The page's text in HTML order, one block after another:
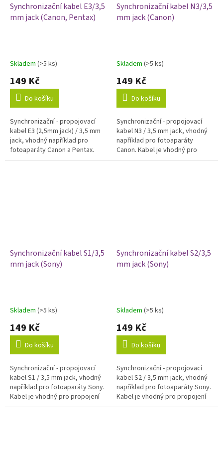
Synchronizační kabel E3/3,5
mm jack (Canon, Pentax)
Skladem (>5 ks)
149 Kč
Do košíku
Synchronizační - propojovací
kabel E3 (2,5mm jack) / 3,5 mm
jack, vhodný například pro
fotoaparáty Canon a Pentax.
Kabel je vhodný pro propojení
Synchronizační kabel N3/3,5
mm jack (Canon)
Skladem (>5 ks)
149 Kč
Do košíku
Synchronizační - propojovací
kabel N3 / 3,5 mm jack, vhodný
například pro fotoaparáty
Canon. Kabel je vhodný pro
propojení fotoaparátu s
Synchronizační kabel S1/3,5
mm jack (Sony)
Skladem (>5 ks)
149 Kč
Do košíku
Synchronizační - propojovací
kabel S1 / 3,5 mm jack, vhodný
například pro fotoaparáty Sony.
Kabel je vhodný pro propojení
fotoaparátu s odpalovačem,
Synchronizační kabel S2/3,5
mm jack (Sony)
Skladem (>5 ks)
149 Kč
Do košíku
Synchronizační - propojovací
kabel S2 / 3,5 mm jack, vhodný
například pro fotoaparáty Sony.
Kabel je vhodný pro propojení
fotoaparátu s odpalovačem,